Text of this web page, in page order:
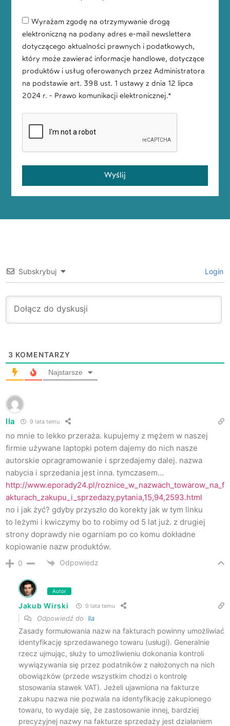
Wyrażam zgodę na otrzymywanie drogą
elektroniczną na podany adres e-mail newslettera
dotyczącego aktualności prawnych i podatkowych,
który może zawierać informacje handlowe, dotyczące
produktów i usług oferowanych przez Administratora
na podstawie art. 398 ust. 1 ustawy z dnia 12 lipca
2024 r. - Prawo komunikacji elektronicznej.*
Wyślij
Subskrybuj Login
3 KOMENTARZY
Najstarsze
Ila 9 lata temu
no mnie to lekko przeraża. kupujemy z mężem w naszej
firmie używane laptopki potem dajemy do nich nasze
autorskie opragramowanie i sprzedajemy dalej. nazwa
nabycia i sprzedania jest inna. tymczasem…
http://www.eporady24.pl/roznice_w_nazwach_towarow_na_f
akturach_zakupu_i_sprzedazy,pytania,15,94,2593.html
no i jak żyć? gdyby przyszło do korekty jak w tym linku
to leżymi i kwiczymy bo to robimy od 5 lat już. z drugiej
strony doprawdy nie ogarniam po co komu dokładne
kopiowanie nazw produktów.
0 Odpowiedz
Autor
Jakub Wirski 9 lata temu
Odpowiedź do Ila
Zasady formułowania nazw na fakturach powinny umożliwiać
identyfikację sprzedawanego towaru (usługi). Generalnie
rzecz ujmując, służy to umożliwieniu dokonania kontroli
wywiązywania się przez podatników z nałożonych na nich
obowiązków (przede wszystkim chodzi o kontrolę
stosowania stawek VAT). Jeżeli ujawniona na fakturze
zakupu nazwa nie pozwala na identyfikację zakupionego
towaru, to wydaje się, że zastosowanie innej, bardziej
precyzyjnej nazwy na fakturze sprzedaży jest działaniem